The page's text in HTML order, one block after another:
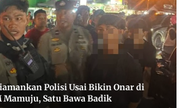
Polisi Usai Bikin Onar di
Mamuju, Satu Bawa Badik